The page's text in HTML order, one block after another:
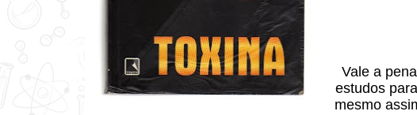
Vale a
estudos
mesmo